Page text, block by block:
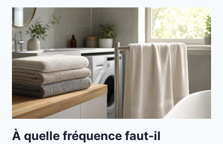
À quelle fréquence faut-il